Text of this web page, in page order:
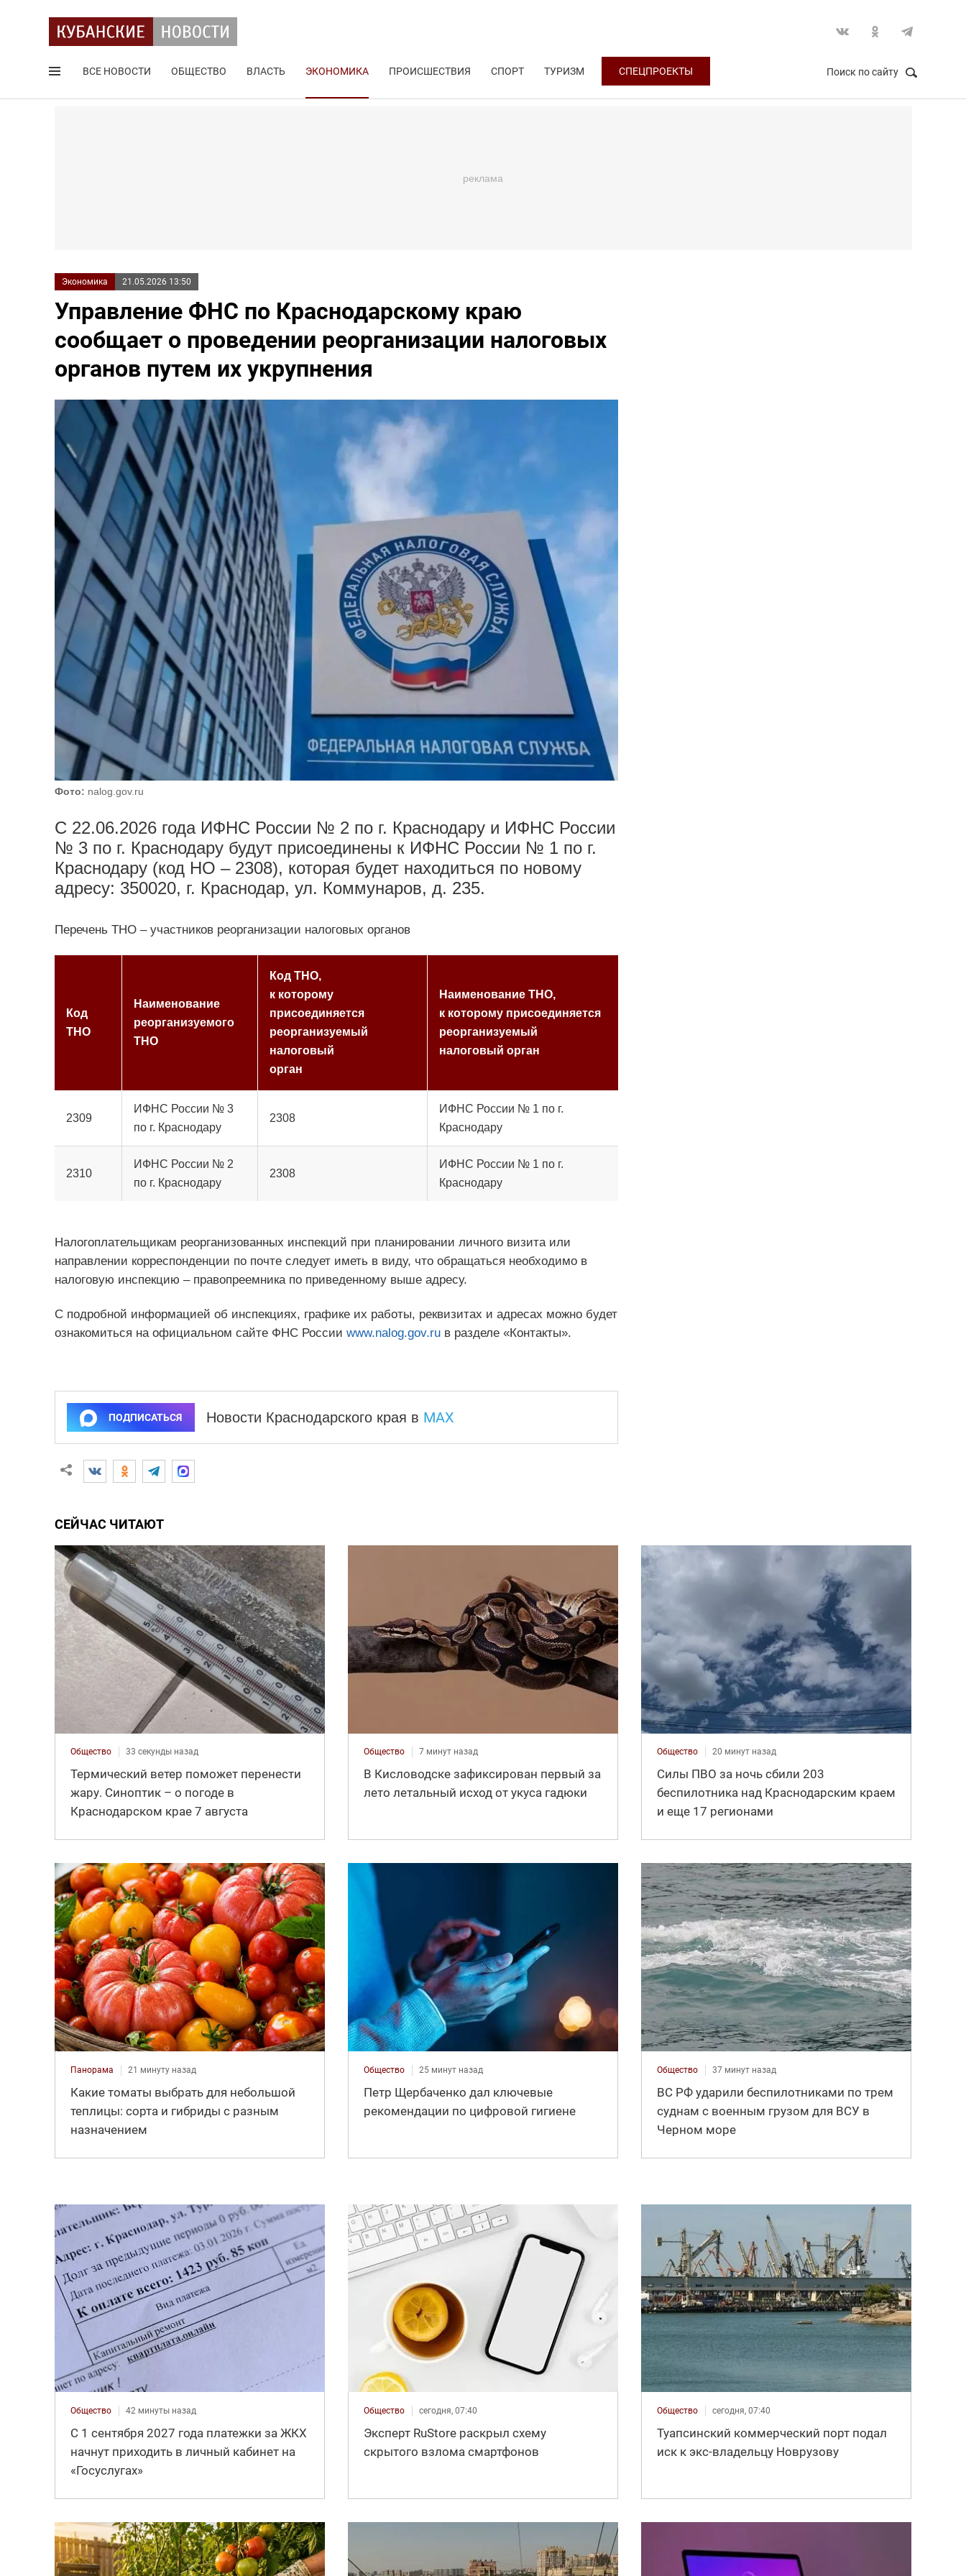
ВСЕ НОВОСТИ ОБЩЕСТВО ВЛАСТЬ ЭКОНОМИКА ПРОИСШЕСТВИЯ СПОРТ ТУРИЗМ СПЕЦПРОЕКТЫ Поиск по сайту
Экономика 21.05.2026 13:50
Управление ФНС по Краснодарскому краю
сообщает о проведении реорганизации налоговых
органов путем их укрупнения
Фото: nalog.gov.ru
С 22.06.2026 года ИФНС России № 2 по г. Краснодару и ИФНС России
№ 3 по г. Краснодару будут присоединены к ИФНС России № 1 по г.
Краснодару (код НО – 2308), которая будет находиться по новому
адресу: 350020, г. Краснодар, ул. Коммунаров, д. 235.
Перечень ТНО – участников реорганизации налоговых органов
Код
ТНО
Наименование
реорганизуемого
ТНО
Код ТНО,
к которому
присоединяется
реорганизуемый
налоговый
орган
Наименование ТНО,
к которому присоединяется
реорганизуемый
налоговый орган
2309
ИФНС России № 3
по г. Краснодару
2308
ИФНС России № 1 по г.
Краснодару
2310
ИФНС России № 2
по г. Краснодару
2308
ИФНС России № 1 по г.
Краснодару
Налогоплательщикам реорганизованных инспекций при планировании личного визита или
направлении корреспонденции по почте следует иметь в виду, что обращаться необходимо в
налоговую инспекцию – правопреемника по приведенному выше адресу.
С подробной информацией об инспекциях, графике их работы, реквизитах и адресах можно будет
ознакомиться на официальном сайте ФНС России www.nalog.gov.ruв разделе «Контакты».
ПОДПИСАТЬСЯ Новости Краснодарского края в MAX
СЕЙЧАС ЧИТАЮТ
Общество 33 секунды назад
Термический ветер поможет перенести
жару. Синоптик – о погоде в
Краснодарском крае 7 августа
Общество 7 минут назад
В Кисловодске зафиксирован первый за
лето летальный исход от укуса гадюки
Общество 20 минут назад
Силы ПВО за ночь сбили 203
беспилотника над Краснодарским краем
и еще 17 регионами
Панорама 21 минуту назад
Какие томаты выбрать для небольшой
теплицы: сорта и гибриды с разным
назначением
Общество 25 минут назад
Петр Щербаченко дал ключевые
рекомендации по цифровой гигиене
Общество 37 минут назад
ВС РФ ударили беспилотниками по трем
суднам с военным грузом для ВСУ в
Черном море
Общество 42 минуты назад
С 1 сентября 2027 года платежки за ЖКХ
начнут приходить в личный кабинет на
«Госуслугах»
Общество сегодня, 07:40
Эксперт RuStore раскрыл схему
скрытого взлома смартфонов
Общество сегодня, 07:40
Туапсинский коммерческий порт подал
иск к экс-владельцу Новрузову